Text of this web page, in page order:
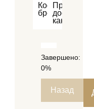
Кофе-
брейк
Просто
доставка
канапе
Завершено:
0%
Назад